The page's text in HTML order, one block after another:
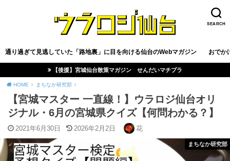
SEARCH
通り過ぎて見逃していた「路地裏」に目を向ける仙台のWebマガジン おでか
【後援】宮城仙台散策マガジン せんだいマチプラ
HOME まちなか研究部
【宮城マスター 一直線！】ウラロジ仙台オリ
ジナル・6月の宮城県クイズ【何問わかる？】
2021年6月30日 2026年2月2日 花
まちなか研究部